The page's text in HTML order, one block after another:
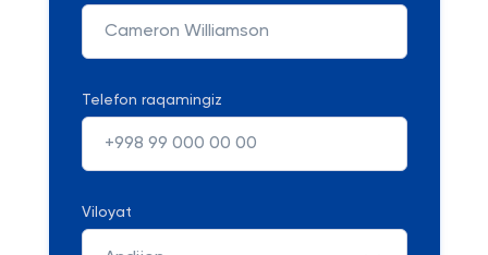
Telefon raqamingiz
Viloyat